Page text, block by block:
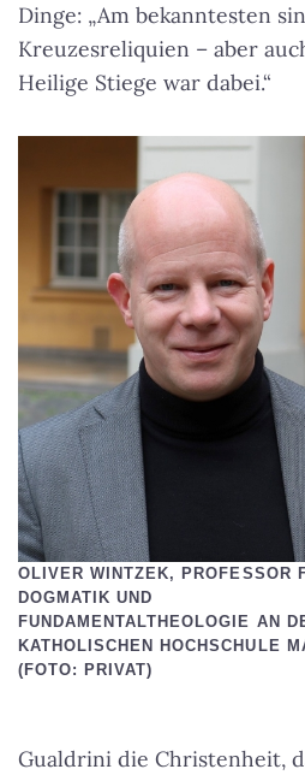
Dinge: „Am bekanntesten
Kreuzesreliquien – aber
Heilige Stiege war dabei.“
OLIVER WINTZEK, PROFESSOR
DOGMATIK UND
FUNDAMENTALTHEOLOGIE AN
KATHOLISCHEN HOCHSCHULE
(FOTO: PRIVAT)
Gualdrini die Christenheit,